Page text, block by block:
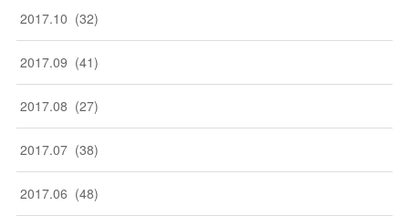
2017.10 (32)
2017.09 (41)
2017.08 (27)
2017.07 (38)
2017.06 (48)